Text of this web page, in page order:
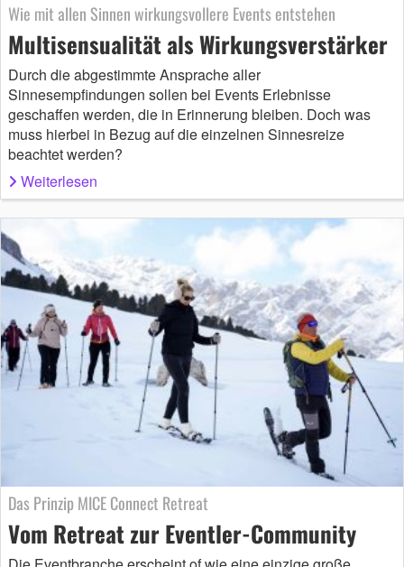
Wie mit allen Sinnen wirkungsvollere Events entstehen
Multisensualität als Wirkungsverstärker
Durch die abgestimmte Ansprache aller
Sinnesempfindungen sollen bei Events Erlebnisse
geschaffen werden, die in Erinnerung bleiben. Doch was
muss hierbei in Bezug auf die einzelnen Sinnesreize
beachtet werden?
Weiterlesen
Das Prinzip MICE Connect Retreat
Vom Retreat zur Eventler-Community